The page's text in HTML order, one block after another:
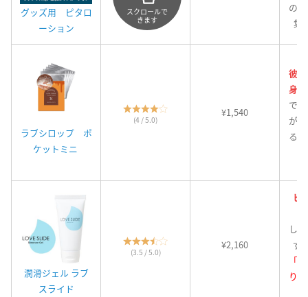
グッズ用 ピタロ
ーション
の
集
ラブシロップ ポ
ケットミニ
(4 / 5.0)
¥1,540
彼
身！
で
が
る
潤滑ジェル ラブ
スライド
(3.5 / 5.0)
¥2,160
ヒ
し
ず
「
り」
スクロールで
きます